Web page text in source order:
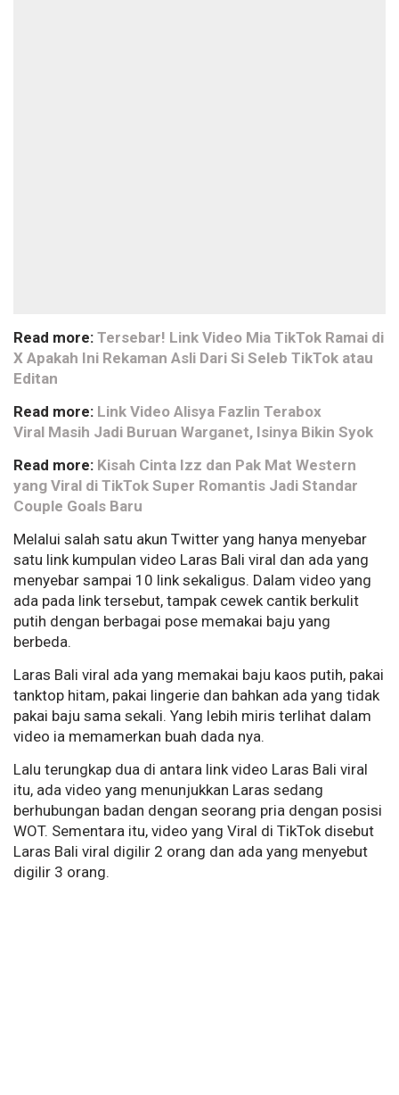
Read more: Tersebar! Link Video Mia TikTok Ramai di
X Apakah Ini Rekaman Asli Dari Si Seleb TikTok atau
Editan
Read more: Link Video Alisya Fazlin Terabox
Viral Masih Jadi Buruan Warganet, Isinya Bikin Syok
Read more: Kisah Cinta Izz dan Pak Mat Western
yang Viral di TikTok Super Romantis Jadi Standar
Couple Goals Baru
Melalui salah satu akun Twitter yang hanya menyebar
satu link kumpulan video Laras Bali viral dan ada yang
menyebar sampai 10 link sekaligus. Dalam video yang
ada pada link tersebut, tampak cewek cantik berkulit
putih dengan berbagai pose memakai baju yang
berbeda.
Laras Bali viral ada yang memakai baju kaos putih, pakai
tanktop hitam, pakai lingerie dan bahkan ada yang tidak
pakai baju sama sekali. Yang lebih miris terlihat dalam
video ia memamerkan buah dada nya.
Lalu terungkap dua di antara link video Laras Bali viral
itu, ada video yang menunjukkan Laras sedang
berhubungan badan dengan seorang pria dengan posisi
WOT. Sementara itu, video yang Viral di TikTok disebut
Laras Bali viral digilir 2 orang dan ada yang menyebut
digilir 3 orang.